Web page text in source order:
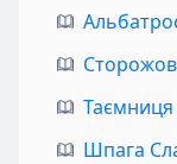
Таємниця
Шпага